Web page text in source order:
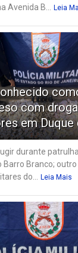
Avenida B...
Leia
com
em Duque
durante
Barro Branco;
do...
Leia Mais